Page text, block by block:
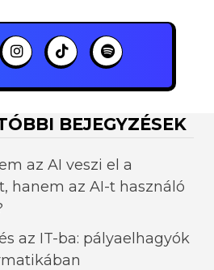
BEJEGYZÉSEK
az AI veszi el a
hanem az AI-t használó
az IT-ba: pályaelhagyók